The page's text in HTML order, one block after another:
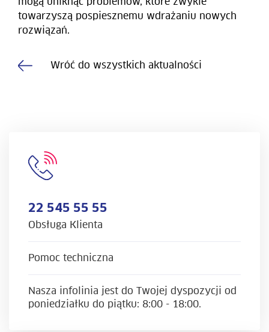
towarzyszą pospiesznemu wdrażaniu nowych
rozwiązań.
Wróć do wszystkich aktualności
22 545 55 55
Obsługa Klienta
Pomoc techniczna
Nasza infolinia jest do Twojej dyspozycji od
poniedziałku do piątku: 8:00 - 18:00.